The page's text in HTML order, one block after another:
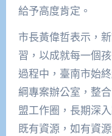
給予高度肯定。
市長黃偉哲表示，
習，以成就每一個
過程中，臺南市始
綱專案辦公室，整
盟工作圈，長期深
既有資源，如有資